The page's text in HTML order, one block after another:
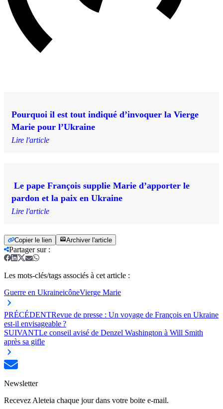
Pourquoi il est tout indiqué d’invoquer la Vierge
Marie pour l’Ukraine
Lire l'article
Le pape François supplie Marie d’apporter le
pardon et la paix en Ukraine
Lire l'article
Copier le lien Archiver l'article
Partager sur:
Les mots-clés/tags associés à cet article :
Guerre en UkraineicôneVierge Marie
PRÉCÉDENTRevue de presse : Un voyage de François en Ukraine
est-il envisageable ?
SUIVANTLe conseil avisé de Denzel Washington à Will Smith
après sa gifle
Newsletter
Recevez Aleteia chaque jour dans votre boite e-mail.